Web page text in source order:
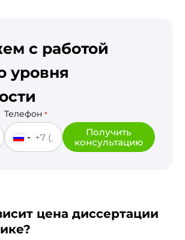
с работой
уровня
Телефон *
Получить
консультацию
цена диссертации